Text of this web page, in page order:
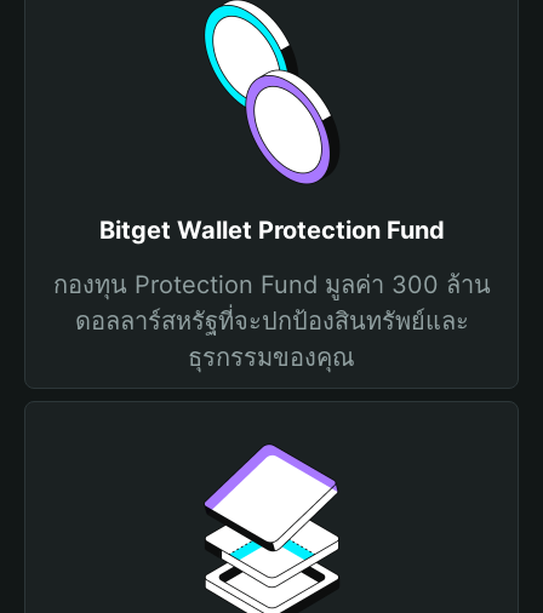
Bitget Wallet Protection Fund
กองทุน Protection Fund มูลค่า 300 ล้าน
ดอลลาร์สหรัฐที่จะปกป้องสินทรัพย์และ
ธุรกรรมของคุณ